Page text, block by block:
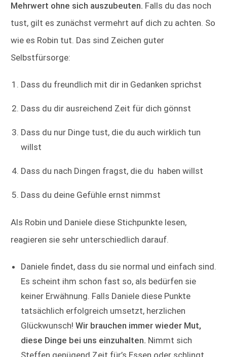
Mehrwert ohne sich auszubeuten. Falls du das noch
tust, gilt es zunächst vermehrt auf dich zu achten. So
wie es Robin tut. Das sind Zeichen guter
Selbstfürsorge:
Dass du freundlich mit dir in Gedanken sprichst
Dass du dir ausreichend Zeit für dich gönnst
Dass du nur Dinge tust, die du auch wirklich tun
willst
Dass du nach Dingen fragst, die du haben willst
Dass du deine Gefühle ernst nimmst
Als Robin und Daniele diese Stichpunkte lesen,
reagieren sie sehr unterschiedlich darauf.
Daniele findet, dass du sie normal und einfach sind.
Es scheint ihm schon fast so, als bedürfen sie
keiner Erwähnung. Falls Daniele diese Punkte
tatsächlich erfolgreich umsetzt, herzlichen
Glückwunsch! Wir brauchen immer wieder Mut,
diese Dinge bei uns einzuhalten. Nimmt sich